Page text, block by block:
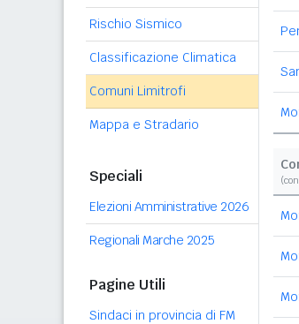
Rischio Sismico
Classificazione Climatica
Comuni Limitrofi
Mappa e Stradario
Speciali
Elezioni Amministrative 2026
Regionali Marche 2025
Pagine Utili
Sindaci in provincia di FM